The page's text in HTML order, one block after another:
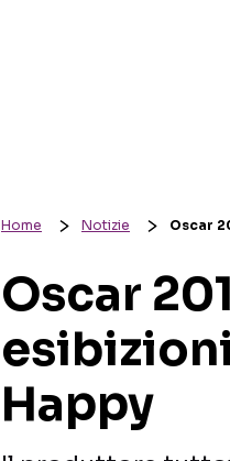
Home Notizie Oscar
Oscar
Happy